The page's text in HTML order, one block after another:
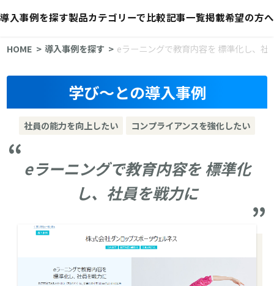
導入事例を探す製品カテゴリーで比較記事一覧掲載希望の方へ
HOME 導入事例を探す eラーニングで教育内容を 標準化し、社
学び～との導入事例
社員の能力を向上したい コンプライアンスを強化したい
eラーニングで教育内容を 標準化
し、社員を戦力に